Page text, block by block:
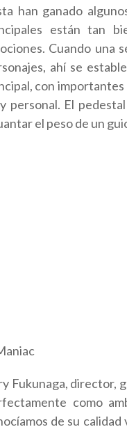
han ganado
están tan
Cuando una
ahí se
con
personal. El
el peso de un
Fukunaga, director,
como
de su